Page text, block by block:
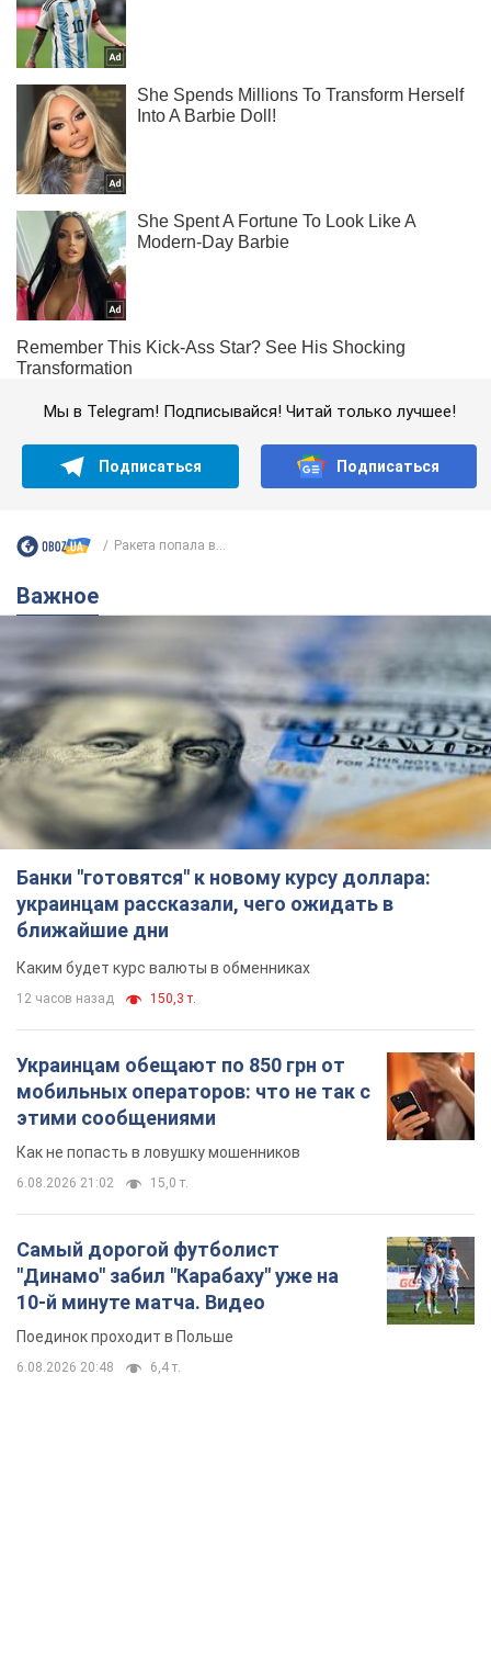
Мы в Telegram! Подписывайся! Читай только лучшее!
Подписаться Подписаться
Ракета попала в...
Важное
Банки "готовятся" к новому курсу доллара:
украинцам рассказали, чего ожидать в
ближайшие дни
Каким будет курс валюты в обменниках
12 часов назад 150,3 т.
Украинцам обещают по 850 грн от
мобильных операторов: что не так с
этими сообщениями
Как не попасть в ловушку мошенников
6.08.2026 21:02 15,0 т.
Самый дорогой футболист
"Динамо" забил "Карабаху" уже на
10-й минуте матча. Видео
Поединок проходит в Польше
6.08.2026 20:48 6,4 т.